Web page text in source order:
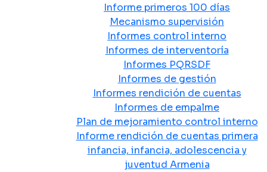
Informe primeros 100 días
Mecanismo supervisión
Informes control interno
Informes de interventoría
Informes PQRSDF
Informes de gestión
Informes rendición de cuentas
Informes de empalme
Plan de mejoramiento control interno
Informe rendición de cuentas primera
infancia, infancia, adolescencia y
juventud Armenia